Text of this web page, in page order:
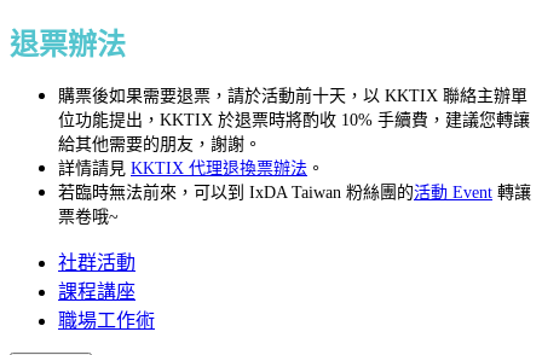
退票辦法
購票後如果需要退票，請於活動前十天，以 KKTIX 聯絡主辦單
位功能提出，KKTIX 於退票時將酌收 10% 手續費，建議您轉讓
給其他需要的朋友，謝謝。
詳情請見 KKTIX 代理退換票辦法 。
若臨時無法前來，可以到 IxDA Taiwan 粉絲團的活動 Event 轉讓
票卷哦~
社群活動
課程講座
職場工作術